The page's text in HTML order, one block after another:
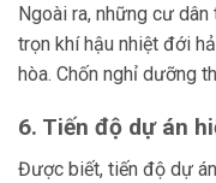
Ngoài ra, những cư
trọn khí hậu nhiệt đới
hòa. Chốn nghỉ dưỡng
6. Tiến độ dự án
Được biết, tiến độ dự